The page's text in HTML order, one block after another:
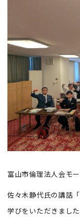
富山市倫理法人会モ
佐々木静代氏の講話
学びをいただきました